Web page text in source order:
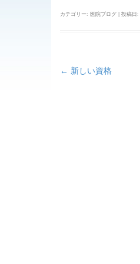
カテゴリー: 医院ブログ | 投稿日:
← 新しい資格